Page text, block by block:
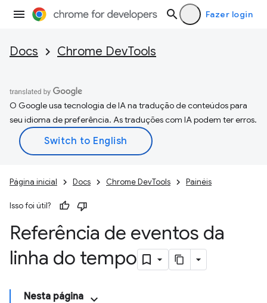
Fazer login
Docs Chrome DevTools
O Google usa tecnologia de IA na tradução de conteúdos para
seu idioma de preferência. As traduções com IA podem ter erros.
Página inicial Docs Chrome DevTools Painéis
Isso foi útil?
Referência de eventos da
linha do tempo
Nesta página